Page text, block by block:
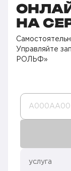
НА
Управляйте
РОЛЬФ»
А000AA00
услуга